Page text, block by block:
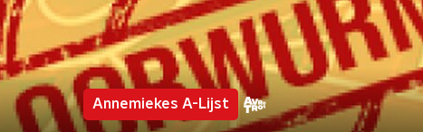
Annemiekes A-Lijst